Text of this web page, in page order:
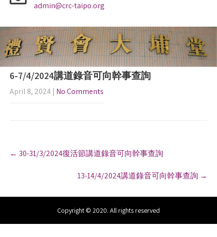
admin@crc-taipo.org
6-7/4/2024講道錄音可向幹事查詢
April 8, 2024 | No Comments
o
a
i
← 30-31/3/2024復活節講道錄音可向幹事查詢
13-14/4/2024講道錄音可向幹事查詢 →
Copyright © 2020. All rights reserved